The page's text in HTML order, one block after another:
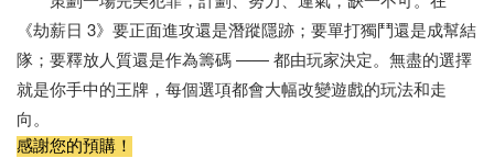
《劫薪日 3》要正面進攻還是潛蹤隱跡；要單打獨鬥還是成幫結
隊；要釋放人質還是作為籌碼 —— 都由玩家決定。無盡的選擇
就是你手中的王牌，每個選項都會大幅改變遊戲的玩法和走
向。
感謝您的預購！